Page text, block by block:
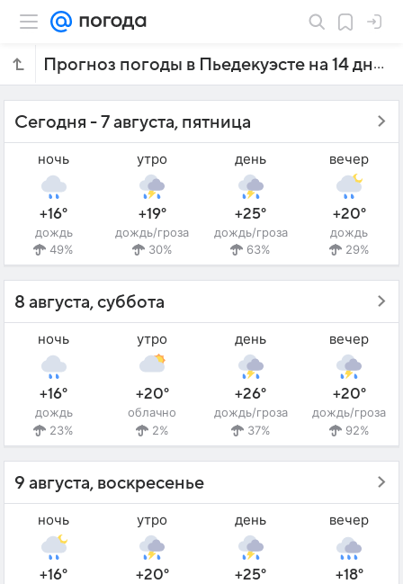
Прогноз погоды в Пьедекуэсте на 14 дней
Сегодня - 7 августа, пятница
ночь
+16°
дождь
49%
утро
+19°
дождь/гроза
30%
день
+25°
дождь/гроза
63%
вечер
+20°
дождь
29%
8 августа, суббота
ночь
+16°
дождь
23%
утро
+20°
облачно
2%
день
+26°
дождь/гроза
37%
вечер
+20°
дождь/гроза
92%
9 августа, воскресенье
ночь
+16°
утро
+20°
день
+25°
вечер
+18°